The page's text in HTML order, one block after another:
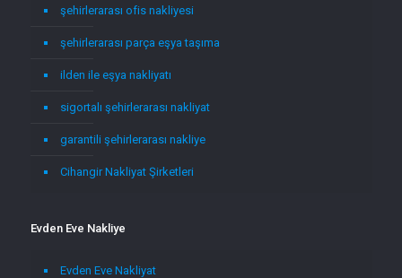
şehirlerarası ofis nakliyesi
şehirlerarası parça eşya taşıma
ilden ile eşya nakliyatı
sigortalı şehirlerarası nakliyat
garantili şehirlerarası nakliye
Cihangir Nakliyat Şirketleri
Evden Eve Nakliye
Evden Eve Nakliyat